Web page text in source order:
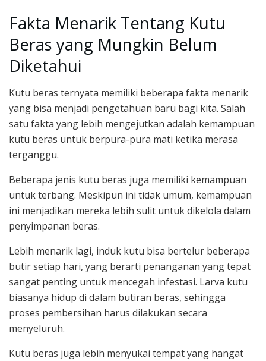
Fakta Menarik Tentang Kutu
Beras yang Mungkin Belum
Diketahui
Kutu beras ternyata memiliki beberapa fakta menarik
yang bisa menjadi pengetahuan baru bagi kita. Salah
satu fakta yang lebih mengejutkan adalah kemampuan
kutu beras untuk berpura-pura mati ketika merasa
terganggu.
Beberapa jenis kutu beras juga memiliki kemampuan
untuk terbang. Meskipun ini tidak umum, kemampuan
ini menjadikan mereka lebih sulit untuk dikelola dalam
penyimpanan beras.
Lebih menarik lagi, induk kutu bisa bertelur beberapa
butir setiap hari, yang berarti penanganan yang tepat
sangat penting untuk mencegah infestasi. Larva kutu
biasanya hidup di dalam butiran beras, sehingga
proses pembersihan harus dilakukan secara
menyeluruh.
Kutu beras juga lebih menyukai tempat yang hangat